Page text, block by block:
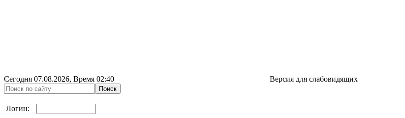
Сегодня 07.08.2026, Время 02:40 Версия для слабовидящих
Логин: